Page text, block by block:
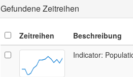
Gefundene Zeitreihen
Zeitreihen Beschreibung
Indicator: